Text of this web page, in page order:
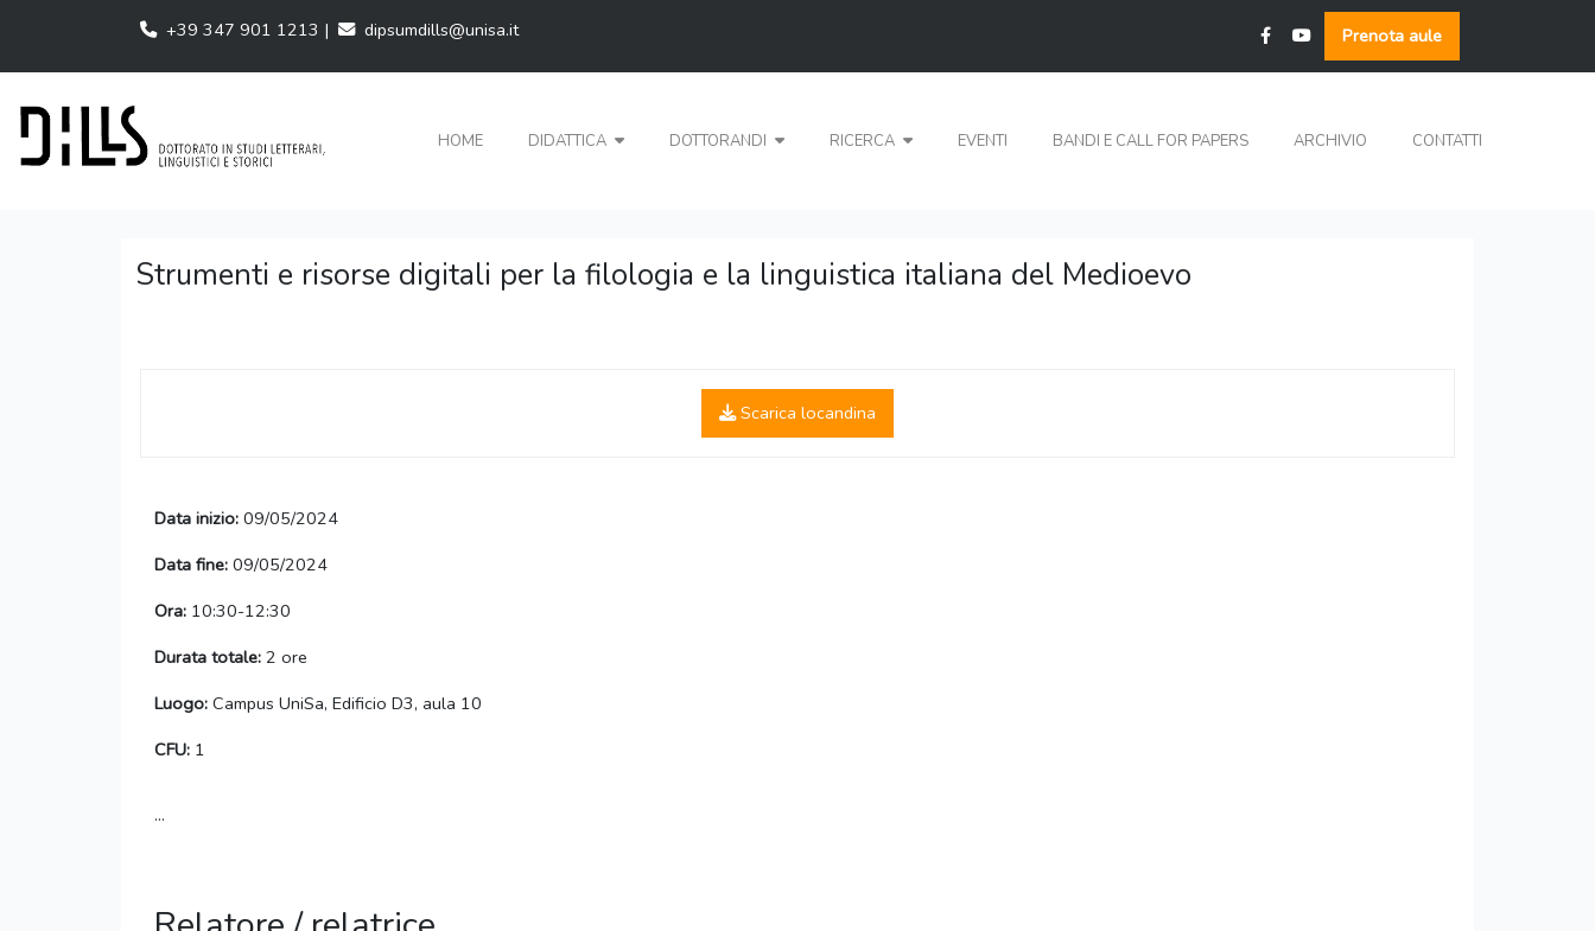
+39 347 901 1213 | dipsumdills@unisa.it Prenota aule
HOME DIDATTICA DOTTORANDI RICERCA EVENTI BANDI E CALL FOR PAPERS ARCHIVIO CONTATTI
Strumenti e risorse digitali per la filologia e la linguistica italiana del Medioevo
Scarica locandina
Data inizio: 09/05/2024
Data fine: 09/05/2024
Ora: 10:30-12:30
Durata totale: 2 ore
Luogo: Campus UniSa, Edificio D3, aula 10
CFU: 1
...